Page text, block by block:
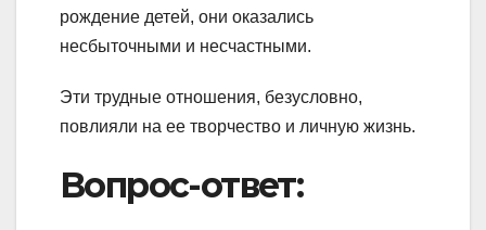
рождение детей, они оказались
несбыточными и несчастными.
Эти трудные отношения, безусловно,
повлияли на ее творчество и личную жизнь.
Вопрос-ответ: